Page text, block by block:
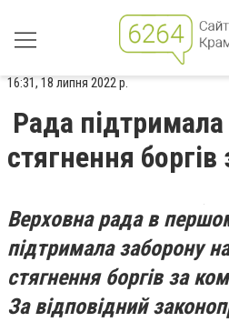
16:31, 18 липня 2022 р.
Рада
стягнення
Верховна рада в
підтримала заборону
стягнення боргів за
За відповідний